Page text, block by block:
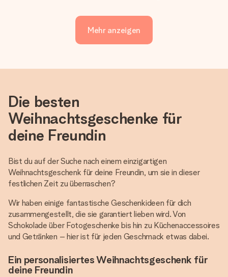
Mehr anzeigen
Die besten
Weihnachtsgeschenke für
deine Freundin
Bist du auf der Suche nach einem einzigartigen
Weihnachtsgeschenk für deine Freundin, um sie in dieser
festlichen Zeit zu überraschen?
Wir haben einige fantastische Geschenkideen für dich
zusammengestellt, die sie garantiert lieben wird. Von
Schokolade über Fotogeschenke bis hin zu Küchenaccessoires
und Getränken – hier ist für jeden Geschmack etwas dabei.
Ein personalisiertes Weihnachtsgeschenk für
deine Freundin